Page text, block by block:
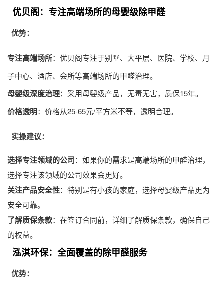
优贝阁：专注高端场所的母婴级除甲醛
优势：
专注高端场所：优贝阁专注于别墅、大平层、医院、学校、月
子中心、酒店、会所等高端场所的甲醛治理。
母婴级深度治理：采用母婴级产品，无毒无害，质保15年。
价格透明：价格从25-65元/平方米不等，透明合理。
实操建议：
选择专注领域的公司：如果你的需求是高端场所的甲醛治理，
选择专注该领域的公司效果会更好。
关注产品安全性：特别是有小孩的家庭，选择母婴级产品更为
安全可靠。
了解质保条款：在签订合同前，详细了解质保条款，确保自己
的权益。
泓淇环保：全面覆盖的除甲醛服务
优势：